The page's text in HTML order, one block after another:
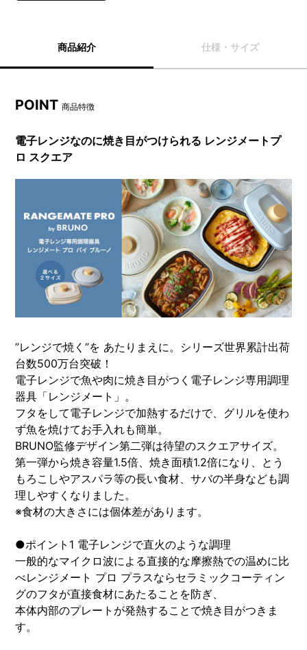
商品紹介 仕様・サイズ
POINT商品特徴
電子レンジなのに焼き目がつけられる レンジメートプ
ロ スクエア
”レンジで焼く”を あたりまえに。シリーズ世界累計出荷
台数500万台突破！
電子レンジで魚や肉に焼き目がつく電子レンジ専用調理
器具「レンジメート」。
フタをして電子レンジで加熱するだけで、グリルを使わ
ず魚を焼けてお手入れも簡単。
BRUNO監修デザイン第二弾は待望のスクエアサイズ。
第一弾から焼き容量1.5倍、焼き面積1.2倍になり、とう
もろこしやアスパラ等の長い食材、サバの半身なども調
理しやすくなりました。
※食材の大きさには個体差があります。
●ポイント1 電子レンジで直火のような調理
一般的なマイクロ波による直接的な摩擦熱での温めに比
べレンジメート プロ プラスならセラミックコーティン
グのフタが直接食材にあたることを防ぎ、
本体内部のプレートが発熱することで焼き目がつきま
す。